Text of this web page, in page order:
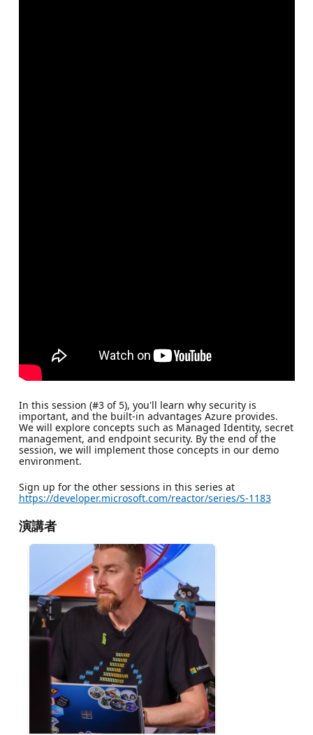
In this session (#3 of 5), you'll learn why security is
important, and the built-in advantages Azure provides.
We will explore concepts such as Managed Identity, secret
management, and endpoint security. By the end of the
session, we will implement those concepts in our demo
environment.
Sign up for the other sessions in this series at
https://developer.microsoft.com/reactor/series/S-1183
演講者